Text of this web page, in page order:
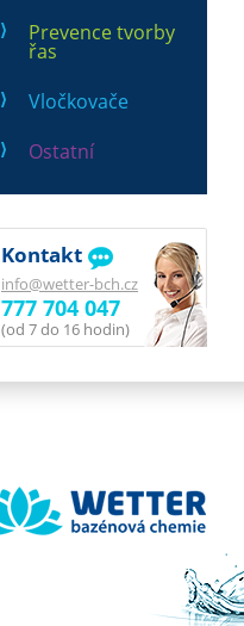
Prevence tvorby
řas
Vločkovače
Ostatní
Kontakt
info@wetter-bch.cz
777 704 047
(od 7 do 16 hodin)